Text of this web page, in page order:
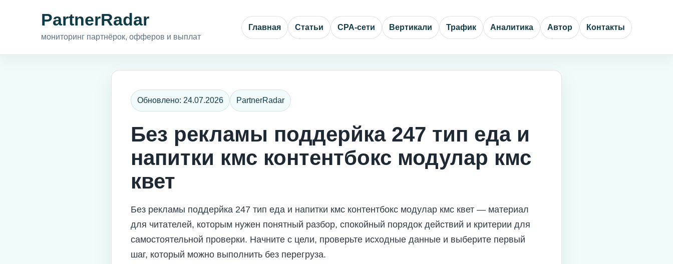
PartnerRadar
мониторинг партнёрок, офферов и выплат
Главная Статьи CPA-сети Вертикали Трафик Аналитика Автор Контакты
Обновлено: 24.07.2026 PartnerRadar
Без рекламы поддерйка 247 тип еда и
напитки кмс контентбокс модулар кмс
квет
Без рекламы поддерйка 247 тип еда и напитки кмс контентбокс модулар кмс квет — материал
для читателей, которым нужен понятный разбор, спокойный порядок действий и критерии для
самостоятельной проверки. Начните с цели, проверьте исходные данные и выберите первый
шаг, который можно выполнить без перегруза.